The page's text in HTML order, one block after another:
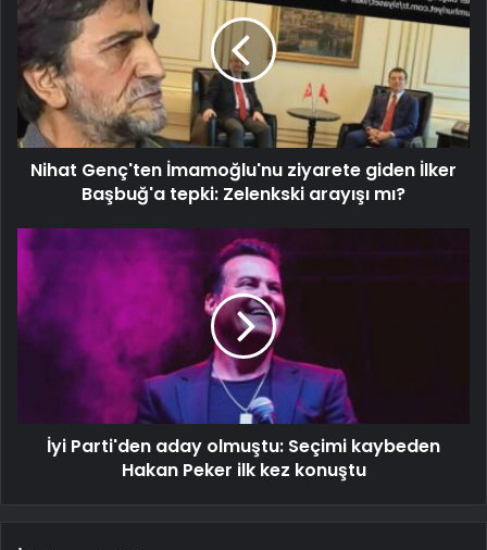
Nihat Genç'ten İmamoğlu'nu ziyarete giden İlker
Başbuğ'a tepki: Zelenkski arayışı mı?
İyi Parti'den aday olmuştu: Seçimi kaybeden
Hakan Peker ilk kez konuştu